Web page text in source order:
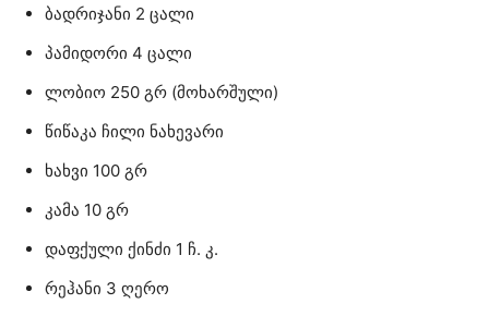
ბადრიჯანი 2 ცალი
პამიდორი 4 ცალი
ლობიო 250 გრ (მოხარშული)
წიწაკა ჩილი ნახევარი
ხახვი 100 გრ
კამა 10 გრ
დაფქული ქინძი 1 ჩ. კ.
რეჰანი 3 ღერო